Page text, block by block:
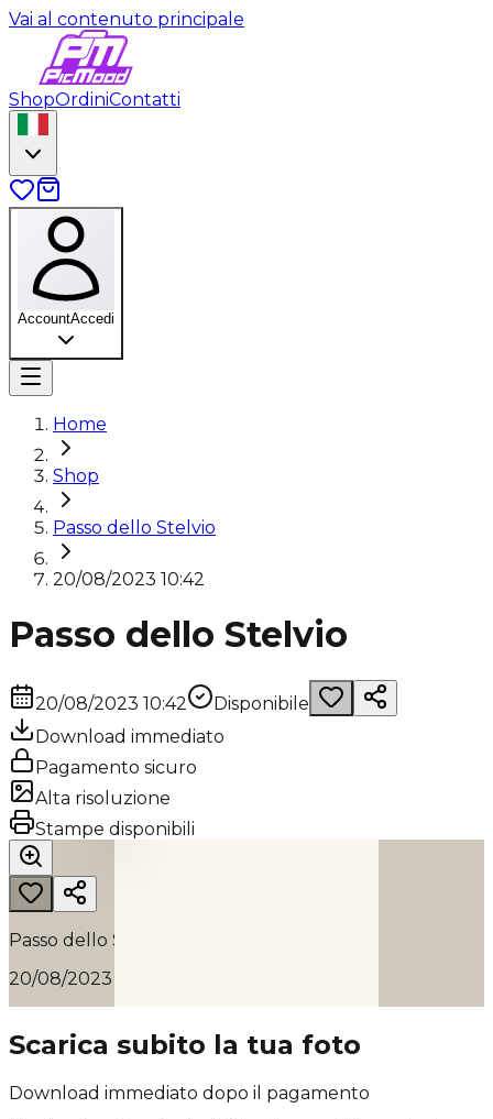
Vai al contenuto principale
ShopOrdiniContatti
AccountAccedi
Home
Shop
Passo dello Stelvio
20/08/2023 10:42
Passo dello Stelvio
20/08/2023 10:42
Disponibile
Download immediato
Pagamento sicuro
Alta risoluzione
Stampe disponibili
Passo dello Stelvio
20/08/2023 10:42
Scarica subito la tua foto
Download immediato dopo il pagamento